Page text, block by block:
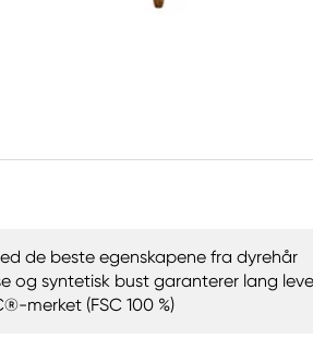
de beste egenskapene fra dyrehår
og syntetisk bust garanterer lang
merket (FSC 100 %)